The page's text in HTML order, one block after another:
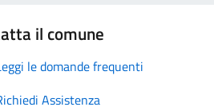
il comune
le domande frequenti
Assistenza